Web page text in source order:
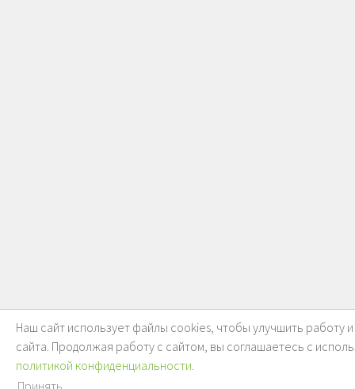
Наш сайт использует файлы cookies, чтобы улучшить работу
сайта. Продолжая работу с сайтом, вы соглашаетесь с
политикой конфиденциальности.
Принять